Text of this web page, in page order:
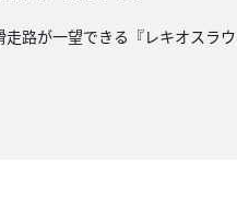
路が一望できる『レキオスラ